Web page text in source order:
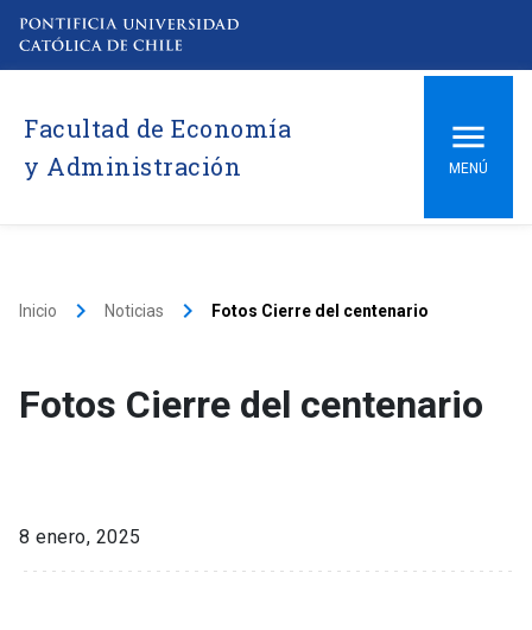
Facultad de Economía
y Administración
MENÚ
Inicio keyboard_arrow_right Noticias keyboard_arrow_right Fotos Cierre del centenario
Fotos Cierre del centenario
8 enero, 2025